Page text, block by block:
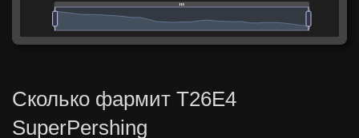
Сколько фармит T26E4
SuperPershing